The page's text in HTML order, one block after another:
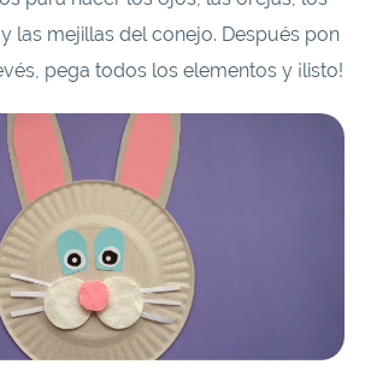
las mejillas del conejo. Después pon
pega todos los elementos y ¡listo!